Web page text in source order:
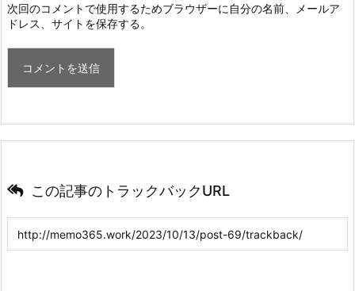
次回のコメントで使用するためブラウザーに自分の名前、メールア
ドレス、サイトを保存する。
この記事のトラックバックURL